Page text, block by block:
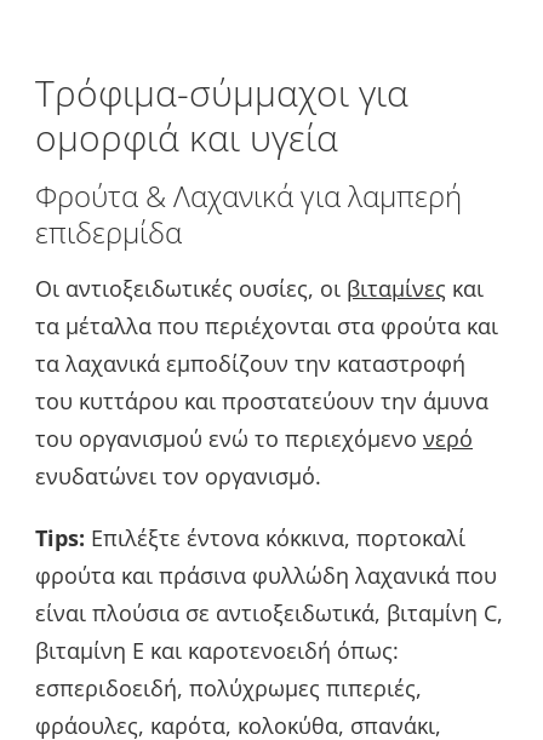
Τρόφιμα-σύμμαχοι για
ομορφιά και υγεία
Φρούτα & Λαχανικά για λαμπερή
επιδερμίδα
Οι αντιοξειδωτικές ουσίες, οι βιταμίνες και
τα μέταλλα που περιέχονται στα φρούτα και
τα λαχανικά εμποδίζουν την καταστροφή
του κυττάρου και προστατεύουν την άμυνα
του οργανισμού ενώ το περιεχόμενο νερό
ενυδατώνει τον οργανισμό.
Tips: Επιλέξτε έντονα κόκκινα, πορτοκαλί
φρούτα και πράσινα φυλλώδη λαχανικά που
είναι πλούσια σε αντιοξειδωτικά, βιταμίνη C,
βιταμίνη Ε και καροτενοειδή όπως:
εσπεριδοειδή, πολύχρωμες πιπεριές,
φράουλες, καρότα, κολοκύθα, σπανάκι,